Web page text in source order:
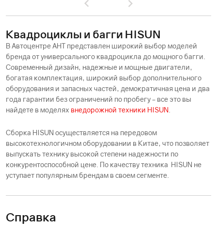
Квадроциклы и багги HISUN
В Автоцентре АНТ представлен широкий выбор моделей
бренда от универсального квадроцикла до мощного багги.
Современный дизайн, надежные и мощные двигатели,
богатая комплектация, широкий выбор дополнительного
оборудования и запасных частей, демократичная цена и два
года гарантии без ограничений по пробегу – все это вы
найдете в моделях внедорожной техники HISUN
Сборка HISUN осуществляется на передовом
высокотехнологичном оборудовании в Китае, что позволяет
выпускать технику высокой степени надежности по
конкурентоспособной цене. По качеству техника HISUN не
уступает популярным брендам в своем сегменте.
Справка